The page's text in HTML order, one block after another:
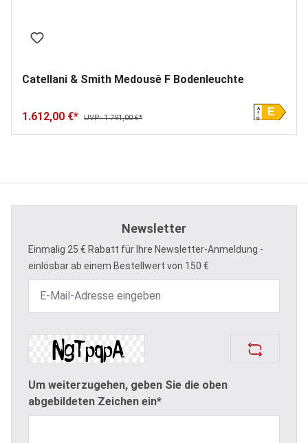
Catellani & Smith Medousê F Bodenleuchte
1.612,00 €* UVP: 1.791,00 €*
E
A
G
Newsletter
Einmalig 25 € Rabatt für Ihre Newsletter-Anmeldung -
einlösbar ab einem Bestellwert von 150 €
Um weiterzugehen, geben Sie die oben
abgebildeten Zeichen ein*